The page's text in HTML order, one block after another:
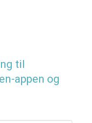
til
appen og